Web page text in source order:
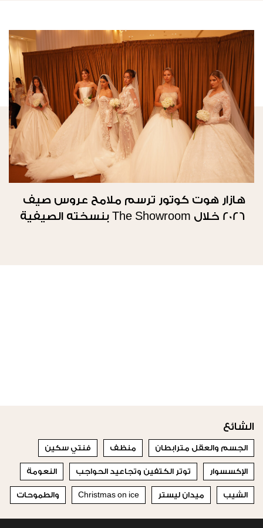
هازار هوت كوتور ترسم ملامح عروس صيف
2026 خلال The Showroom بنسخته الصيفية
الشائع
الجسم والعقل مترابطان منظف فنتي سكين
الإكسسوار توتر الكتفين وتجاعيد الحواجب النعومة
الشيب ميدان ليستر Christmas on ice والطموحات